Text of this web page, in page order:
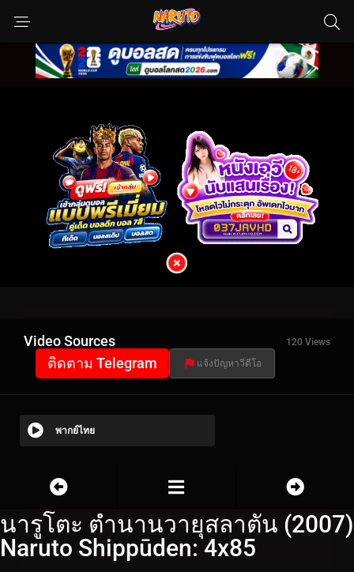
Video Sources 120 Views
ติดตาม Telegram แจ้งปัญหาวีดีโอ
พากย์ไทย
นารูโตะ ตำนานวายุสลาตัน (2007)
Naruto Shippūden: 4x85